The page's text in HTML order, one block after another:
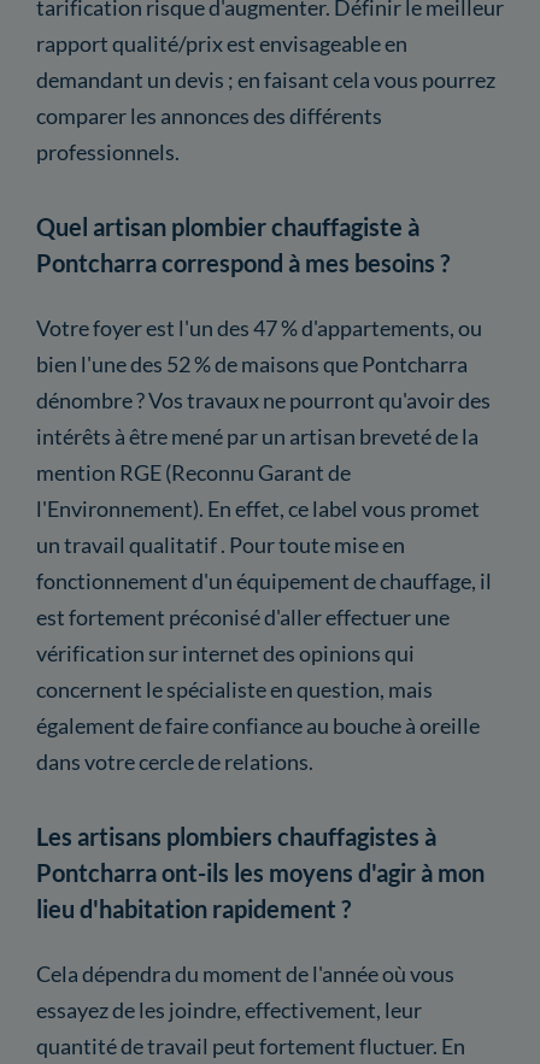
tarification risque d'augmenter. Définir le meilleur
rapport qualité/prix est envisageable en
demandant un devis ; en faisant cela vous pourrez
comparer les annonces des différents
professionnels.
Quel artisan plombier chauffagiste à
Pontcharra correspond à mes besoins ?
Votre foyer est l'un des 47 % d'appartements, ou
bien l'une des 52 % de maisons que Pontcharra
dénombre ? Vos travaux ne pourront qu'avoir des
intérêts à être mené par un artisan breveté de la
mention RGE (Reconnu Garant de
l'Environnement). En effet, ce label vous promet
un travail qualitatif . Pour toute mise en
fonctionnement d'un équipement de chauffage, il
est fortement préconisé d'aller effectuer une
vérification sur internet des opinions qui
concernent le spécialiste en question, mais
également de faire confiance au bouche à oreille
dans votre cercle de relations.
Les artisans plombiers chauffagistes à
Pontcharra ont-ils les moyens d'agir à mon
lieu d'habitation rapidement ?
Cela dépendra du moment de l'année où vous
essayez de les joindre, effectivement, leur
quantité de travail peut fortement fluctuer. En